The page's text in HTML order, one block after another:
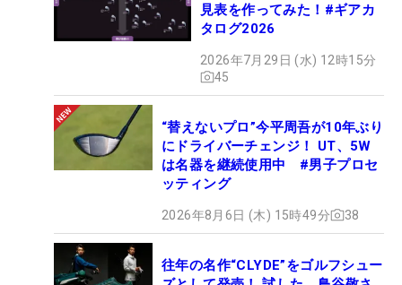
見表を作ってみた！#ギアカ
タログ2026
2026年7月29日 (水) 12時15分
45
“替えないプロ”今平周吾が10年ぶり
にドライバーチェンジ！ UT、5W
は名器を継続使用中 #男子プロセ
ッティング
2026年8月6日 (木) 15時49分 38
往年の名作“CLYDE”をゴルフシュー